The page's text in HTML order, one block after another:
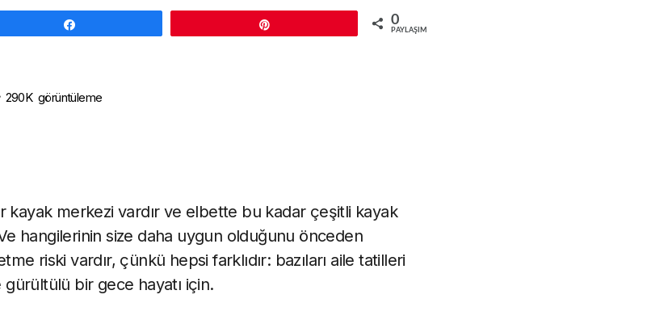
0
PAYLAŞIMLAR
290Kgörüntüleme
kayak merkezi vardır ve elbette bu kadar çeşitli kayak
hangilerinin size daha uygun olduğunu önceden
riski vardır, çünkü hepsi farklıdır: bazıları aile tatilleri
gürültülü bir gece hayatı için.